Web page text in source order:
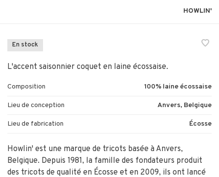
HOWLIN'
En stock
L'accent saisonnier coquet en laine écossaise.
Composition 100% laine écossaise
Lieu de conception Anvers, Belgique
Lieu de fabrication Écosse
Howlin' est une marque de tricots basée à Anvers,
Belgique. Depuis 1981, la famille des fondateurs produit
des tricots de qualité en Écosse et en 2009, ils ont lancé